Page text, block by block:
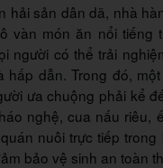
hải sản dân dã, nhà
vàn món ăn nổi tiếng
người có thể trải
hấp dẫn. Trong đó,
ưa chuộng phải kể
nghệ, cua nấu riêu,
nuôi trực tiếp
bảo vệ sinh an toàn